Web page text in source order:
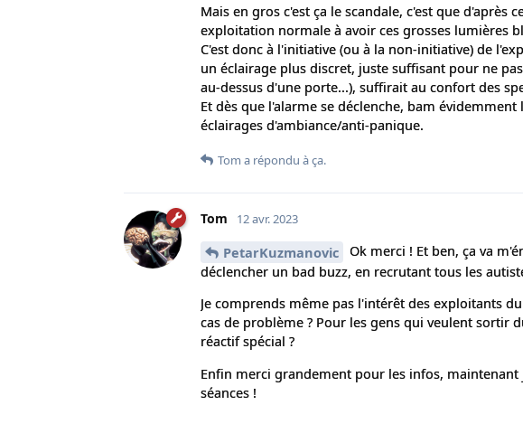
Mais en gros c'est ça le scandale, c'est que d'après
exploitation normale à avoir ces grosses lumières
C'est donc à l'initiative (ou à la non-initiative) de
un éclairage plus discret, juste suffisant pour ne
au-dessus d'une porte...), suffirait au confort des
Et dès que l'alarme se déclenche, bam
éclairages d'ambiance/anti-panique.
Tom a répondu à ça.
Tom 12 avr. 2023
PetarKuzmanovic Ok merci ! Et ben, ça va
déclencher un bad buzz, en recrutant tous les
Je comprends même pas l'intérêt des exploitants
cas de problème ? Pour les gens qui veulent sortir
réactif spécial ?
Enfin merci grandement pour les infos,
séances !